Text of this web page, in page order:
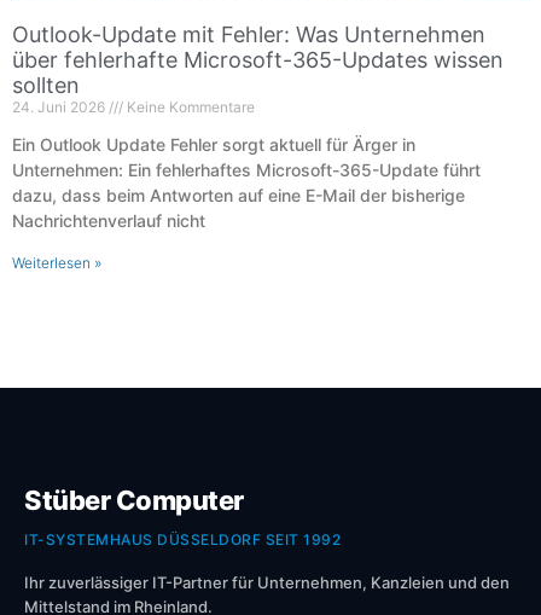
Outlook-Update mit Fehler: Was Unternehmen
über fehlerhafte Microsoft-365-Updates wissen
sollten
24. Juni 2026 Keine Kommentare
Ein Outlook Update Fehler sorgt aktuell für Ärger in
Unternehmen: Ein fehlerhaftes Microsoft-365-Update führt
dazu, dass beim Antworten auf eine E-Mail der bisherige
Nachrichtenverlauf nicht
Weiterlesen »
Stüber Computer
IT-SYSTEMHAUS DÜSSELDORF SEIT 1992
Ihr zuverlässiger IT-Partner für Unternehmen, Kanzleien und den
Mittelstand im Rheinland.